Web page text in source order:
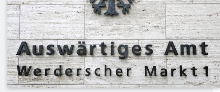
Las relaciones bilaterales